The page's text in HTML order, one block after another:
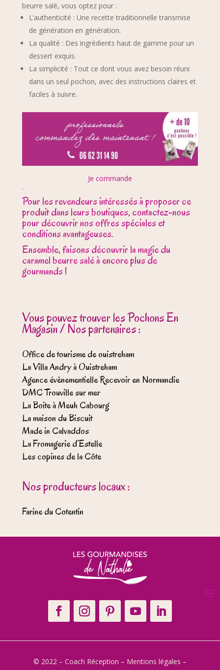
beurre salé, vous optez pour :
L’authenticité : Une recette traditionnelle transmise
de génération en génération.
La qualité : Des ingrédients haut de gamme pour un
dessert exquis.
La simplicité : Tout ce dont vous avez besoin réuni
dans un seul pochon, avec des instructions claires et
faciles à suivre.
Je commande
.
Pour les revendeurs intéressés à proposer ce
produit dans leurs boutiques, contactez-nous
pour découvrir nos offres spéciales et
conditions avantageuses.
Ensemble, faisons découvrir la magie du
caramel beurre salé à encore plus de
gourmands !
Vous pouvez trouver les Pochons En
Magasin / Nos partenaires :
Office de tourisme de ouistreham
La Villa Andry à Ouistreham
Agence évènementielle Recevoir en Normandie
DMC Trouville sur mer
La Boite à Meuh Cabourg
La maison du Biscuit
Made in Calvaddos
La Fromagerie d’Estelle
Les copines de la Côte
Nos producteurs locaux :
Farine du Cotentin
© 2022 – Coach Réception – Mentions légales –